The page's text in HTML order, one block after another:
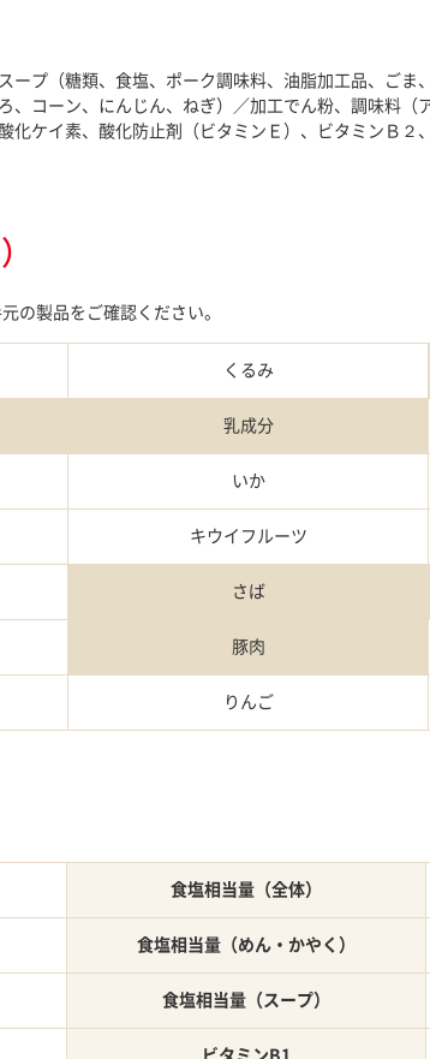
プ（糖類、食塩、ポーク調味料、油脂加工品、ごま
コーン、にんじん、ねぎ）／加工でん粉、調味料（
ケイ素、酸化防止剤（ビタミンＥ）、ビタミンＢ２
の製品をご確認ください。
くるみ
乳成分
いか
キウイ フルーツ
さば
豚肉
りんご
食塩相当量（全体）
食塩相当量（めん・かやく）
食塩相当量（スープ）
ビタミンB1